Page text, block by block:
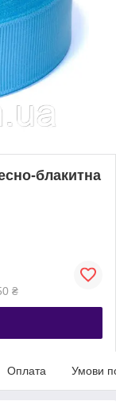
блакитна
₴
Оплата Умови